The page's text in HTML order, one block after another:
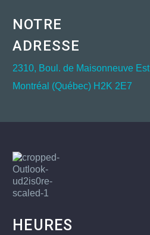
NOTRE
ADRESSE
2310, Boul. de Maisonneuve Est
Montréal (Québec) H2K 2E7
HEURES